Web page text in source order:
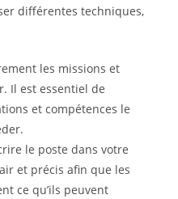
différentes techniques,
les missions et
Il est essentiel de
et compétences le
le poste dans votre
et précis afin que les
ce qu’ils peuvent